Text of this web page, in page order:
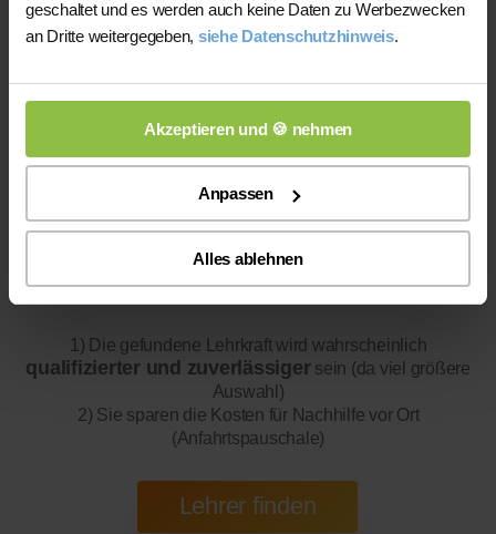
geschaltet und es werden auch keine Daten zu Werbezwecken
an Dritte weitergegeben, siehe Datenschutzhinweis.
Akzeptieren und 🍪 nehmen
Anpassen
Alles ablehnen
200 bis 300 mal bessere Auswahl haben, wodurch sich für
Sie folgende Vorteile ergeben:
1) Die gefundene Lehrkraft wird wahrscheinlich
qualifizierter und zuverlässigersein (da viel größere
Auswahl)
2) Sie sparen die Kosten für Nachhilfe vor Ort
(Anfahrtspauschale)